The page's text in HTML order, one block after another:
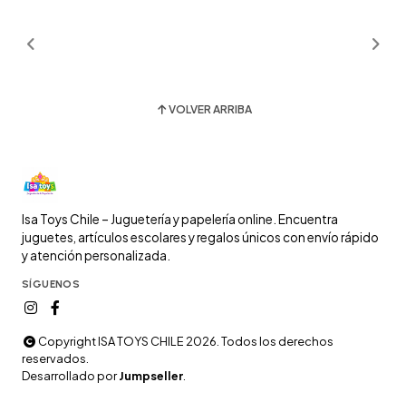
VOLVER ARRIBA
Isa Toys Chile – Juguetería y papelería online. Encuentra
juguetes, artículos escolares y regalos únicos con envío rápido
y atención personalizada.
SÍGUENOS
Copyright ISA TOYS CHILE 2026. Todos los derechos
reservados.
Desarrollado porJumpseller